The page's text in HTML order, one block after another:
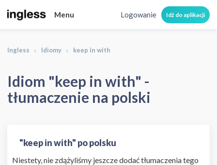
Menu Logowanie Idź do aplikacji
Ingless Idiomy keep in with
Idiom "keep in with" -
tłumaczenie na polski
"keep in with" po polsku
Niestety, nie zdążyliśmy jeszcze dodać tłumaczenia tego